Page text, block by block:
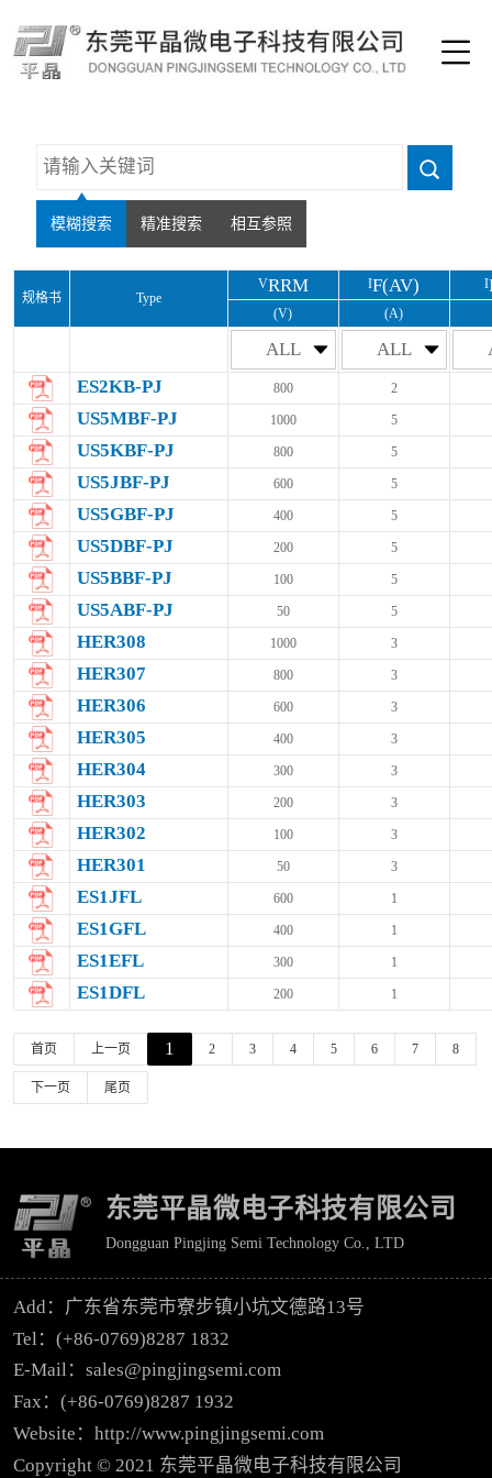
模糊搜索 精准搜索 相互参照
规格书 Type
VRRM IF(AV) I
(V) (A)
ALL ALL
ES2KB-PJ
800 2
US5MBF-PJ 1000 5
US5KBF-PJ 800 5
US5JBF-PJ 600 5
US5GBF-PJ 400 5
US5DBF-PJ 200 5
US5BBF-PJ 100 5
US5ABF-PJ 50 5
HER308 1000 3
HER307 800 3
HER306 600 3
HER305 400 3
HER304 300 3
HER303 200 3
HER302 100 3
HER301 50 3
ES1JFL 600 1
ES1GFL 400 1
ES1EFL 300 1
ES1DFL 200 1
首页 上一页 1 2 3 4 5 6 7 8
下一页 尾页
东莞平晶微电子科技有限公司
Dongguan Pingjing Semi Technology Co., LTD
Add：广东省东莞市寮步镇小坑文德路13号
Tel：(+86-0769)8287 1832
E-Mail：sales@pingjingsemi.com
Fax：(+86-0769)8287 1932
Website：http://www.pingjingsemi.com
Copyright © 2021 东莞平晶微电子科技有限公司